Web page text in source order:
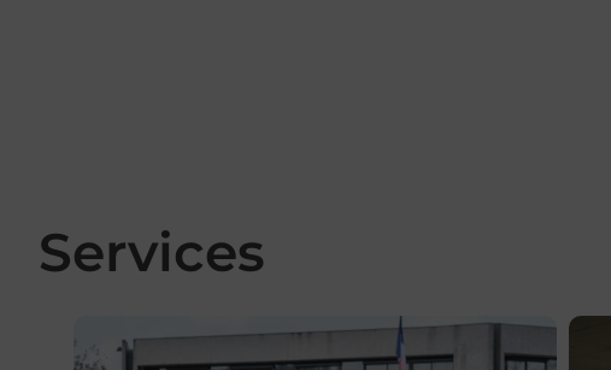
Services
En